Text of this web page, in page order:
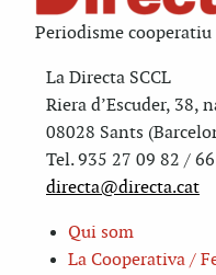
Periodisme
La Directa SCCL
Riera d’Escuder, 38,
08028 Sants
Tel. 935 27 09 82 /
directa@directa.cat
Qui som
La Cooperativa /